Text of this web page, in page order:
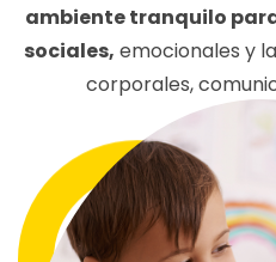
ambiente tranquilo
sociales, emocionales y
corporales,